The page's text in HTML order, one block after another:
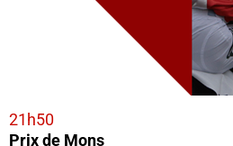
21h50
Prix de Mons